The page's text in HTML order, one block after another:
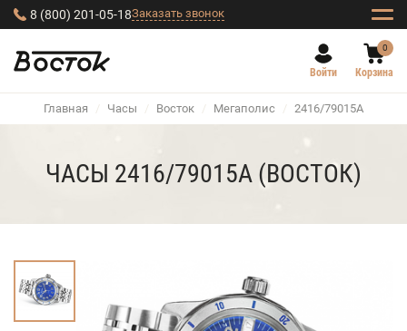
8 (800) 201-05-18Заказать звонок
Войти
0
Корзина
Главная / Часы / Восток / Мегаполис / 2416/79015А
ЧАСЫ 2416/79015А (ВОСТОК)